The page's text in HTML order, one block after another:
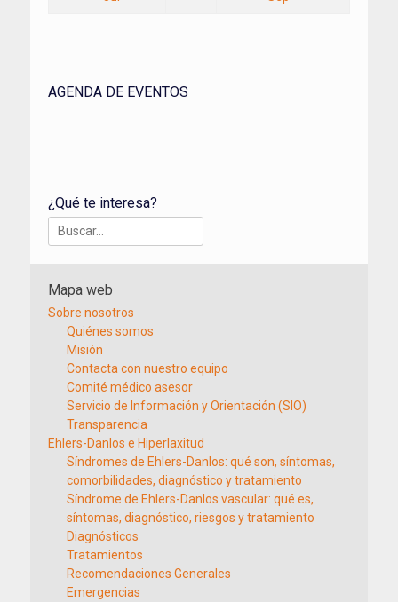
AGENDA DE EVENTOS
¿Qué te interesa?
Buscar:
Mapa web
Sobre nosotros
Quiénes somos
Misión
Contacta con nuestro equipo
Comité médico asesor
Servicio de Información y Orientación (SIO)
Transparencia
Ehlers-Danlos e Hiperlaxitud
Síndromes de Ehlers-Danlos: qué son, síntomas,
comorbilidades, diagnóstico y tratamiento
Síndrome de Ehlers-Danlos vascular: qué es,
síntomas, diagnóstico, riesgos y tratamiento
Diagnósticos
Tratamientos
Recomendaciones Generales
Emergencias